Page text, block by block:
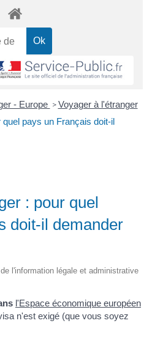
- Europe > Voyager à l'étranger
pays un Français doit-il
: pour quel
doit-il demander
l'information légale et administrative
l'Espace économique européen
n'est exigé (que vous soyez